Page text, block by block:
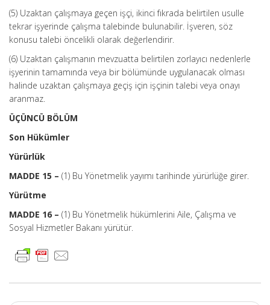
(5) Uzaktan çalışmaya geçen işçi, ikinci fıkrada belirtilen usulle
tekrar işyerinde çalışma talebinde bulunabilir. İşveren, söz
konusu talebi öncelikli olarak değerlendirir.
(6) Uzaktan çalışmanın mevzuatta belirtilen zorlayıcı nedenlerle
işyerinin tamamında veya bir bölümünde uygulanacak olması
halinde uzaktan çalışmaya geçiş için işçinin talebi veya onayı
aranmaz.
ÜÇÜNCÜ BÖLÜM
Son Hükümler
Yürürlük
MADDE 15 – (1) Bu Yönetmelik yayımı tarihinde yürürlüğe girer.
Yürütme
MADDE 16 – (1) Bu Yönetmelik hükümlerini Aile, Çalışma ve
Sosyal Hizmetler Bakanı yürütür.